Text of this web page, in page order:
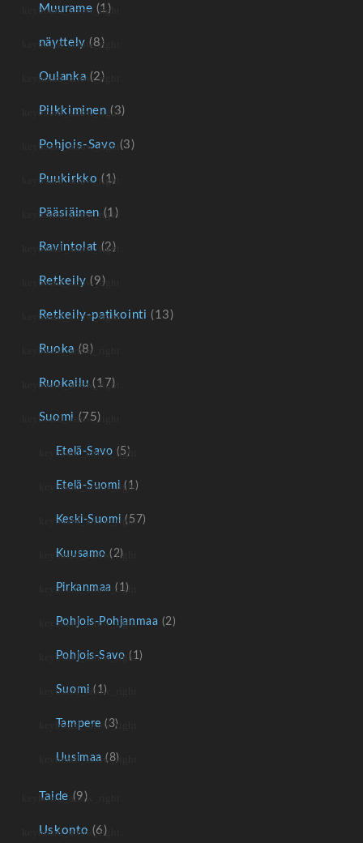
Muurame (1)
näyttely (8)
Oulanka (2)
Pilkkiminen (3)
Pohjois-Savo (3)
Puukirkko (1)
Pääsiäinen (1)
Ravintolat (2)
Retkeily (9)
Retkeily-patikointi (13)
Ruoka (8)
Ruokailu (17)
Suomi (75)
Etelä-Savo (5)
Etelä-Suomi (1)
Keski-Suomi (57)
Kuusamo (2)
Pirkanmaa (1)
Pohjois-Pohjanmaa (2)
Pohjois-Savo (1)
Suomi (1)
Tampere (3)
Uusimaa (8)
Taide (9)
Uskonto (6)